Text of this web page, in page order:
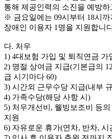
통해 제공인력의 소진을 예방하
※ 금요일에는 09시부터 18시
장애인 이용자 1명을 지원합니
다. 처우
1) 4대보험 가입 및 퇴직연금 가
2) 명절 상여금 지급(기본급의
급 시기마다 60)
3) 시간외 근무수당 지급(내부
4) 가족수당(해당 사항 시)
5) 처우개선비, 웰빙보조비 등
지원
6) 자유로운 휴가(연차, 반차,